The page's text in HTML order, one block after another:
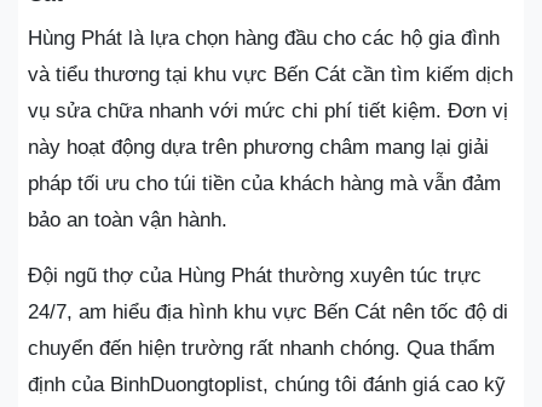
Hùng Phát là lựa chọn hàng đầu cho các hộ gia đình
và tiểu thương tại khu vực Bến Cát cần tìm kiếm dịch
vụ sửa chữa nhanh với mức chi phí tiết kiệm. Đơn vị
này hoạt động dựa trên phương châm mang lại giải
pháp tối ưu cho túi tiền của khách hàng mà vẫn đảm
bảo an toàn vận hành.
Đội ngũ thợ của Hùng Phát thường xuyên túc trực
24/7, am hiểu địa hình khu vực Bến Cát nên tốc độ di
chuyển đến hiện trường rất nhanh chóng. Qua thẩm
định của BinhDuongtoplist, chúng tôi đánh giá cao kỹ